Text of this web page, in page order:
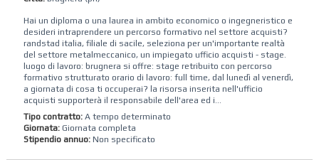
Hai un diploma o una laurea in ambito economico o ingegneristico e
desideri intraprendere un percorso formativo nel settore acquisti?
randstad italia, filiale di sacile, seleziona per un'importante realtà
del settore metalmeccanico, un impiegato ufficio acquisti - stage.
luogo di lavoro: brugnera si offre: stage retribuito con percorso
formativo strutturato orario di lavoro: full time, dal lunedì al venerdì,
a giornata di cosa ti occuperai? la risorsa inserita nell'ufficio
acquisti supporterà il responsabile dell'area ed i...
Tipo contratto:A tempo determinato
Giornata: Giornata completa
Stipendio annuo: Non specificato